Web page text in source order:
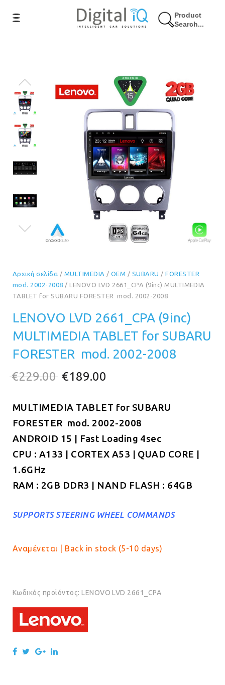
Product
Search...
17% Έκπτωση
Αρχική σελίδα / MULTIMEDIA / OEM / SUBARU /FORESTER
mod. 2002-2008 / LENOVO LVD 2661_CPA (9inc) MULTIMEDIA
TABLET for SUBARU FORESTER mod. 2002-2008
LENOVO LVD 2661_CPA (9inc)
MULTIMEDIA TABLET for SUBARU
FORESTER mod. 2002-2008
€229.00 Original
was:
€229.00.
€189.00
τιμή
είναι:
€189.00.
MULTIMEDIA TABLET for SUBARU
FORESTER mod. 2002-2008
ANDROID 15 | Fast Loading 4sec
CPU : A133 | CORTEX A53 | QUAD CORE |
1.6GHz
RAM : 2GB DDR3 | NAND FLASH : 64GB
SUPPORTS STEERING WHEEL COMMANDS
Αναμένεται | Back in stock (5-10 days)
Κωδικός προϊόντος:LENOVO LVD 2661_CPA